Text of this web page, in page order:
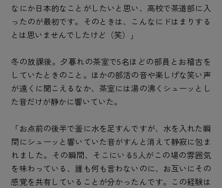
なにか日本的なことがしたいと思い、高校で茶道部に入
ったのが最初です。そのときは、こんなにドはまりする
とは思いませんでしたけど（笑）」
冬の放課後。夕暮れの茶室で5名ほどの部員とお稽古を
していたときのこと。ほかの部活の音や楽しげな笑い声
が遠くに聞こえるなか、茶室には湯の沸くシューッとし
た音だけが静かに響いていた。
「お点前の後半で釜に水を足すんですが、水を入れた瞬
間にシューッと響いていた音がすんと消えて静寂に包ま
れました。その瞬間、そこにいる5人がこの場の雰囲気
を味わっている、誰も何も言わないのに、お互いにその
感覚を共有していることが分かったんです。この経験は